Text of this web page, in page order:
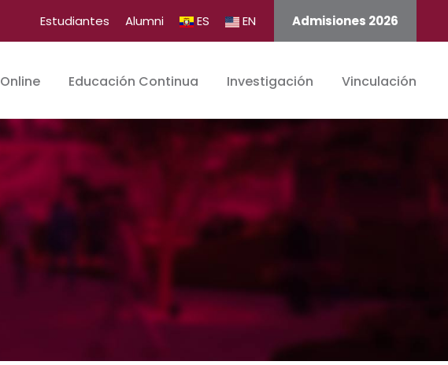
Estudiantes Alumni ES EN Admisiones 2026
Online Educación Continua Investigación Vinculación